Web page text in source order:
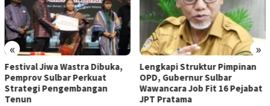
« »
Jiwa Wastra Dibuka,
Sulbar Perkuat
Pengembangan
Lengkapi Struktur Pimpinan
OPD, Gubernur Sulbar
Wawancara Job Fit 16 Pejabat
JPT Pratama